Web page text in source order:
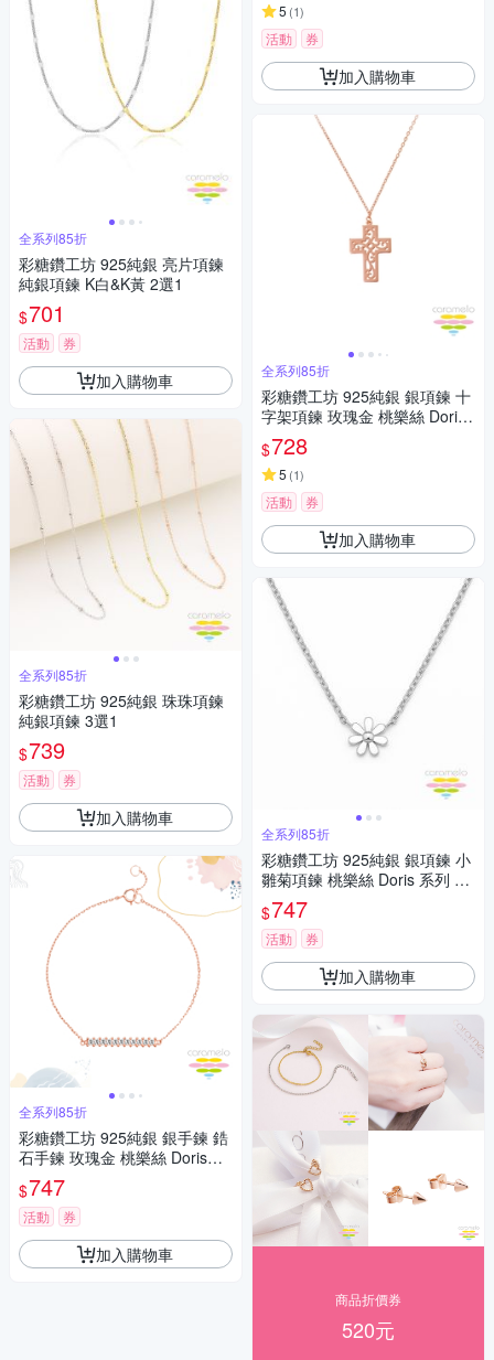
全系列85折
彩糖鑽工坊 925純銀 亮片項鍊
純銀項鍊 K白&K黃 2選1
$701
活動 券
加入購物車
全系列85折
彩糖鑽工坊 925純銀 珠珠項鍊
純銀項鍊 3選1
$739
活動 券
加入購物車
全系列85折
彩糖鑽工坊 925純銀 銀手鍊 鋯
石手鍊 玫瑰金 桃樂絲 Doris系
列
$747
活動 券
加入購物車
5 (1)
活動 券
加入購物車
全系列85折
彩糖鑽工坊 925純銀 銀項鍊 十
字架項鍊 玫瑰金 桃樂絲 Doris
系列
$728
5 (1)
活動 券
加入購物車
全系列85折
彩糖鑽工坊 925純銀 銀項鍊 小
雛菊項鍊 桃樂絲 Doris 系列 K
白項鍊
$747
活動 券
加入購物車
商品折價券
520元